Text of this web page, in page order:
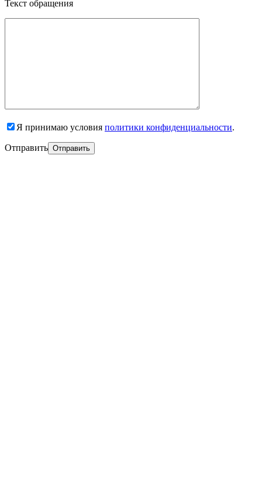
Текст обращения
Я принимаю условия политики конфиденциальности.
Отправить